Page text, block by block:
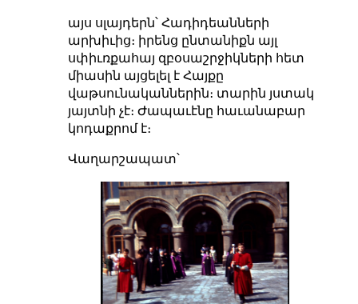
այս սլայդերն՝ Հադիդեանների
արխիւից։ իրենց ընտանիքն այլ
սփիւռքահայ զբօսաշրջիկների հետ
միասին այցելել է Հայքը
վաթսունականներին։ տարին յստակ
յայտնի չէ։ Ժապաւէնը հաւանաբար
կոդաքրոմ է։
Վաղարշապատ՝